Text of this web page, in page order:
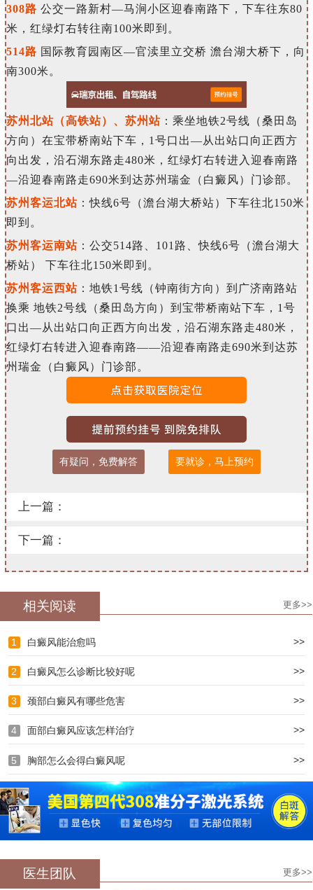
308路 公交一路新村—马涧小区迎春南路下，下车往东80
米，红绿灯右转往南100米即到。
514路 国际教育园南区—官渎里立交桥 澹台湖大桥下，向
南300米。
苏州北站（高铁站）、苏州站：乘坐地铁2号线（桑田岛
方向）在宝带桥南站下车，1号口出—从 出站口向正西方
向出发，沿石湖东路走480米，红绿灯右转进入 迎春南路
—沿迎春南路走690米到达苏州瑞金（白癜风）门诊部。
苏州客运北站：快线6号（澹台湖大桥站）下车往北150米
即到。
苏州客运南站：公交514路、101路、快线6号（澹台湖大
桥站） 下车往北150米即到。
苏州客运西站：地铁1号线（钟南街方向）到广济南路站
换乘 地铁2号线（桑田岛方向）到宝带桥南站下车，1号
口出—从出站口向正西方向出发，沿石湖东路走480米，
红绿灯右转进入迎春南路——沿迎春南路走690米到达苏
州瑞金（白癜风）门诊部。
有疑问，免费解答 要就诊，马上预约
上一篇：
下一篇：
相关阅读 更多>>
1 白癜风能治愈吗 >>
2 白癜风怎么诊断比较好呢 >>
3 颈部白癜风有哪些危害 >>
4 面部白癜风应该怎样治疗 >>
5 胸部怎么会得白癜风呢 >>
医生团队 更多>>